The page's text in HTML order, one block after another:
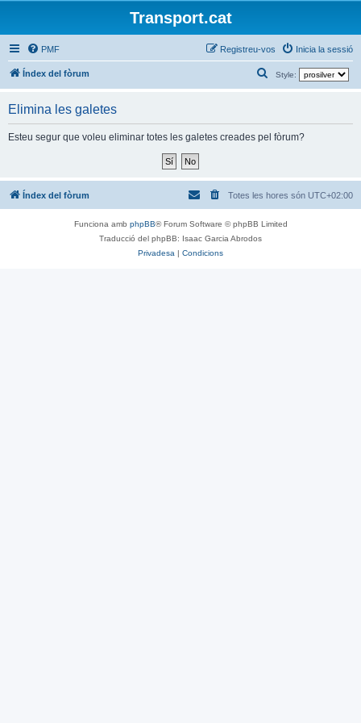
Transport.cat
PMF Inicia la sessió
Registreu-vos
Índex del fòrum Style:
e
Elimina les galetes
Esteu segur que voleu eliminar totes les galetes creades pel fòrum?
Índex del fòrum Totes les hores són UTC+02:00
Funciona amb phpBB® Forum Software © phpBB Limited
Traducció del phpBB: Isaac Garcia Abrodos
Privadesa | Condicions